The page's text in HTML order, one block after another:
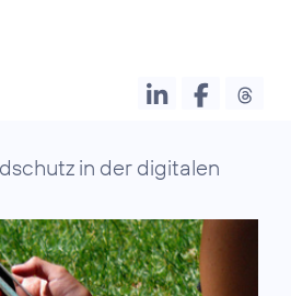
in der digitalen